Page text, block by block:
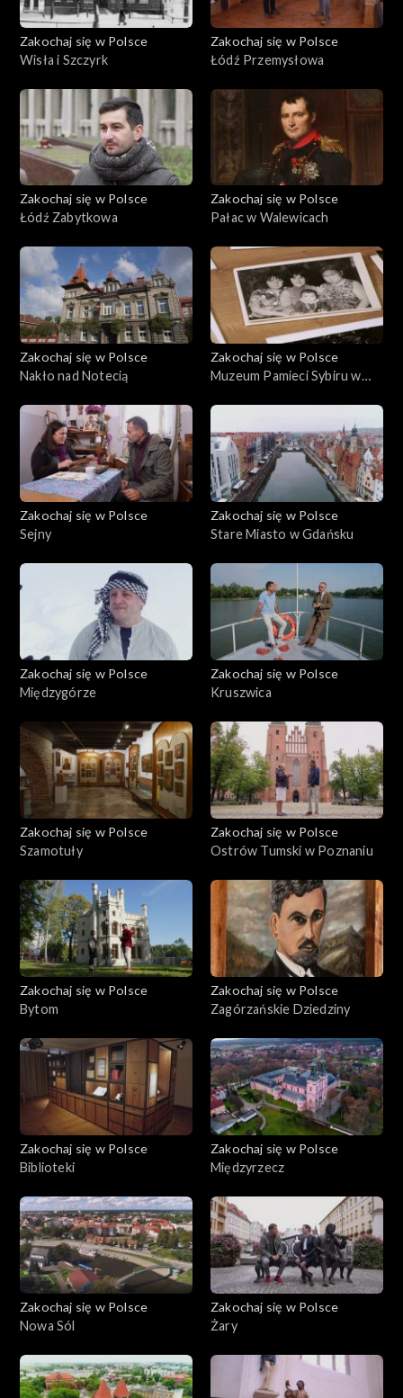
Zakochaj się w Polsce
Wisła i Szczyrk
Zakochaj się w Polsce
Łódź Przemysłowa
Zakochaj się w Polsce
Łódź Zabytkowa
Zakochaj się w Polsce
Pałac w Walewicach
Zakochaj się w Polsce
Nakło nad Notecią
Zakochaj się w Polsce
Muzeum Pamieci Sybiru w
Zakochaj się w Polsce
Sejny
Zakochaj się w Polsce
Stare Miasto w Gdańsku
Zakochaj się w Polsce
Międzygórze
Zakochaj się w Polsce
Kruszwica
Zakochaj się w Polsce
Szamotuły
Zakochaj się w Polsce
Ostrów Tumski w Poznaniu
Zakochaj się w Polsce
Bytom
Zakochaj się w Polsce
Zagórzańskie Dziedziny
Zakochaj się w Polsce
Biblioteki
Zakochaj się w Polsce
Międzyrzecz
Zakochaj się w Polsce
Nowa Sól
Zakochaj się w Polsce
Żary